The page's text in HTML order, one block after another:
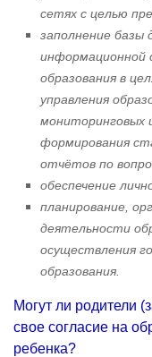
сетях с целью
заполнение базы
информационной
образования в
управления
мониторинговых
формирования
отчётов по
обеспечение
планирование,
деятельности
осуществления
образования.
Могут ли родители
свое согласие на
ребенка?